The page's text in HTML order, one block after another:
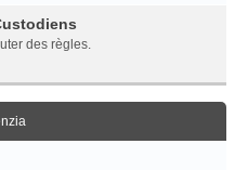
des règles.